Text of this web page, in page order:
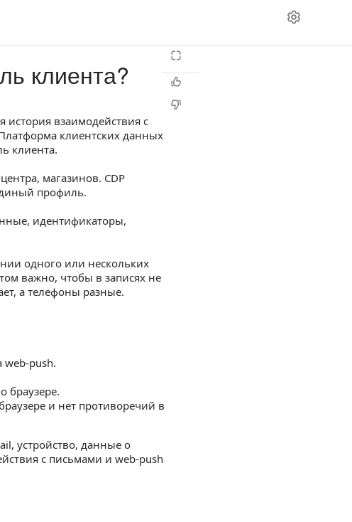
клиента?
история взаимодействия с
клиентских данных
клиента.
магазинов. CDP
профиль.
идентификаторы,
одного или нескольких
важно, чтобы в записях не
а телефоны разные.
web-push.
браузере.
и нет противоречий в
устройство, данные о
с письмами и web-push